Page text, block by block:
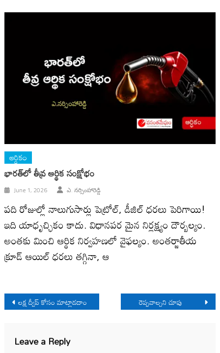
ఆర్ధికం
భారత్‌లో తీవ్ర ఆర్థిక సంక్షోభం
June 1, 2026 ఎ. నర్సింహారెడ్డి
పది రోజుల్లో నాలుగుసార్లు పెట్రోల్, డీజిల్ ధరలు పెరిగాయి!
ఇది యాధృచ్ఛికం కాదు. విధానపర మైన నిర్లక్ష్యం దౌర్బ‌ల్యం.
అంత‌కు మించి ఆర్థిక నిర్వహణలో వైఫల్యం. అంతర్జాతీయ
క్రూడ్ ఆయిల్ ధ‌రలు తగ్గినా, ఆ
Post
navigation
ల‌క్ష ద్వీప్ కోసం మాట్లాడ‌దాం రెప్పవాల్చని చూపు
Leave a Reply